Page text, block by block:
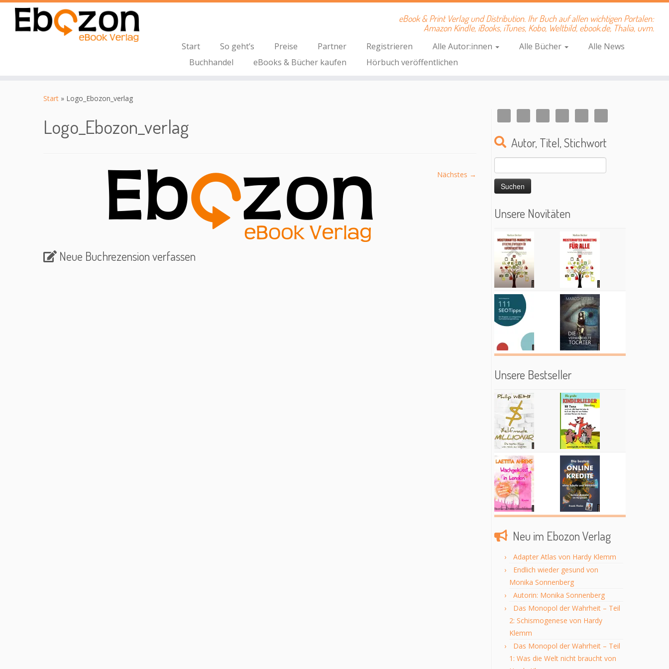
eBook & Print Verlag und Distribution. Ihr Buch auf allen wichtigen Portalen:
Amazon Kindle, iBooks, iTunes, Kobo, Weltbild, ebook.de, Thalia, uvm.
Start
So geht’s Preise Partner Registrieren Alle Autor:innen Alle Bücher
Alle News
Buchhandel
eBooks & Bücher kaufen Hörbuch veröffentlichen
Start » Logo_Ebozon_verlag
Logo_Ebozon_verlag
Nächstes →
Neue Buchrezension verfassen
Autor, Titel, Stichwort
Suchen
nach:
Unsere Novitäten
Unsere Bestseller
Neu im Ebozon Verlag
Adapter Atlas von Hardy Klemm
Endlich wieder gesund von
Monika Sonnenberg
Autorin: Monika Sonnenberg
Das Monopol der Wahrheit – Teil
2: Schismogenese von Hardy
Klemm
Das Monopol der Wahrheit – Teil
1: Was die Welt nicht braucht von